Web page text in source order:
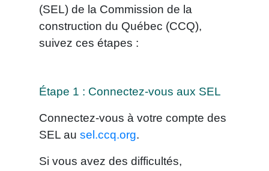
(SEL) de la Commission de la
construction du Québec (CCQ),
suivez ces étapes :
Étape 1 : Connectez-vous aux SEL
Connectez-vous à votre compte des
SEL au sel.ccq.org.
Si vous avez des difficultés,